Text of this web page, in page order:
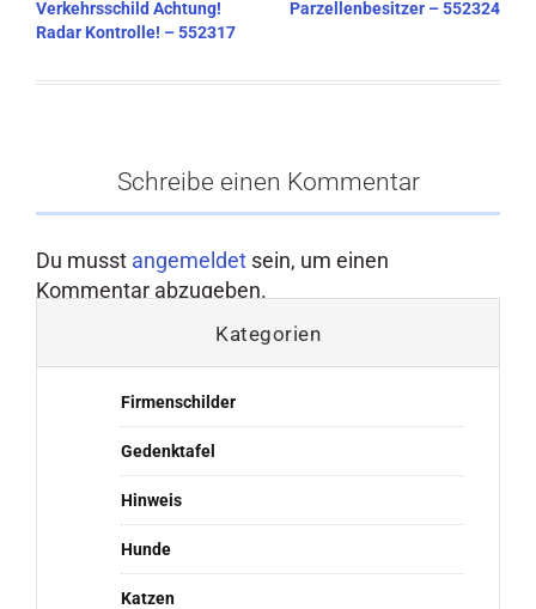
Verkehrsschild Achtung!
Radar Kontrolle! – 552317
Parzellenbesitzer – 552324
Schreibe einen Kommentar
Du musst angemeldet sein, um einen
Kommentar abzugeben.
Kategorien
Firmenschilder
Gedenktafel
Hinweis
Hunde
Katzen